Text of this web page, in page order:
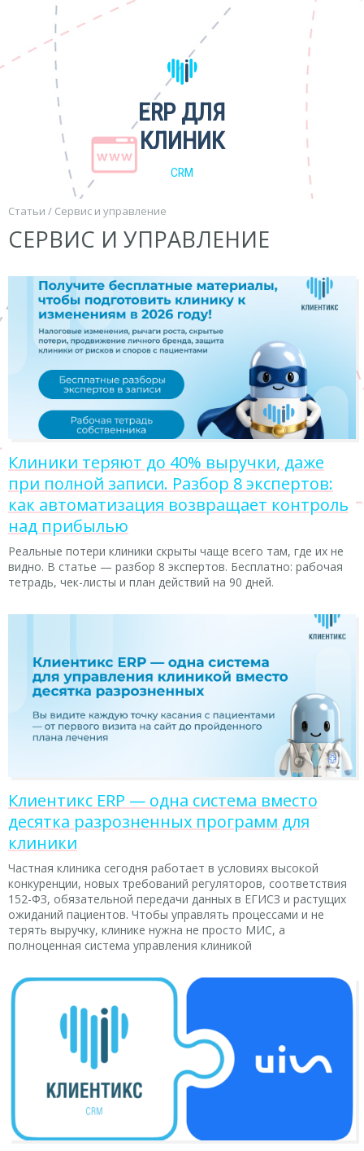
ERP ДЛЯ
КЛИНИК
CRM
Статьи / Сервис и управление
СЕРВИС И УПРАВЛЕНИЕ
Клиники теряют до 40% выручки, даже
при полной записи. Разбор 8 экспертов:
как автоматизация возвращает контроль
над прибылью
Реальные потери клиники скрыты чаще всего там, где их не
видно. В статье — разбор 8 экспертов. Бесплатно: рабочая
тетрадь, чек-листы и план действий на 90 дней.
Клиентикс ERP — одна система вместо
десятка разрозненных программ для
клиники
Частная клиника сегодня работает в условиях высокой
конкуренции, новых требований регуляторов, соответствия
152-ФЗ, обязательной передачи данных в ЕГИСЗ и растущих
ожиданий пациентов. Чтобы управлять процессами и не
терять выручку, клинике нужна не просто МИС, а
полноценная система управления клиникой